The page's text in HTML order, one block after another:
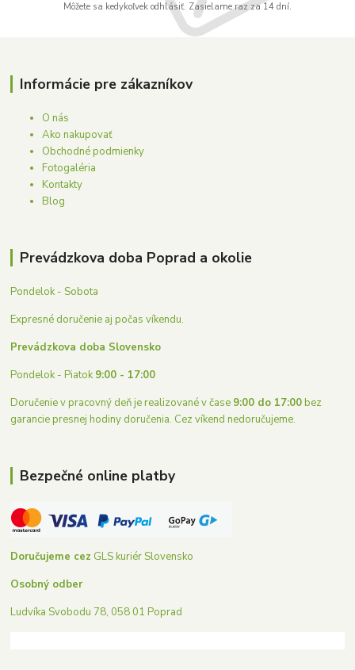
Môžete sa kedykoľvek odhlásiť. Zasielame raz za 14 dní.
Informácie pre zákazníkov
O nás
Ako nakupovať
Obchodné podmienky
Fotogaléria
Kontakty
Blog
Prevádzkova doba Poprad a okolie
Pondelok - Sobota
Expresné doručenie aj počas víkendu.
Prevádzkova doba Slovensko
Pondelok - Piatok9:00 - 17:00
Doručenie v pracovný deň je realizované v čase 9:00 do 17:00bez
garancie presnej hodiny doručenia. Cez víkend nedoručujeme.
Bezpečné online platby
Doručujeme cez GLS kuriér Slovensko
Osobný odber
Ludvíka Svobodu 78, 058 01 Poprad